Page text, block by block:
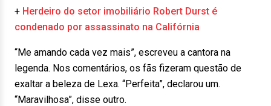
+ Herdeiro do setor imobiliário Robert Durst é
condenado por assassinato na Califórnia
“Me amando cada vez mais”, escreveu a cantora na
legenda. Nos comentários, os fãs fizeram questão de
exaltar a beleza de Lexa. “Perfeita”, declarou um.
“Maravilhosa”, disse outro.